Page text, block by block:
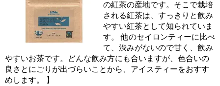
の紅茶の産地です。そこで栽培
される紅茶は、すっきりと飲み
やすい紅茶として知られていま
す。 他のセイロンティーに比べ
て、渋みがないので甘く、飲み
やすいお茶です。どんな飲み方にも合いますが、色合いの
良さとにごりが出づらいことから、アイスティーをおすす
めします。 】